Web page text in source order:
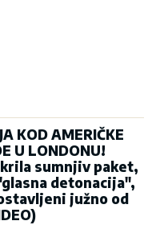
KOD AMERIČKE
U LONDONU!
sumnjiv paket,
detonacija",
južno od